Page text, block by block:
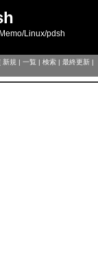
Linux/pdsh
新規 | 一覧 | 検索 | 最終更新 |